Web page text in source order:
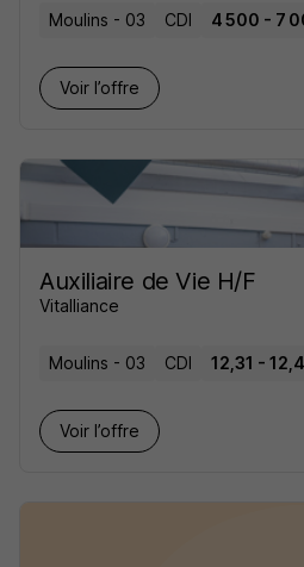
Moulins - 03 CDI 4 500 - 7
Voir l’offre
Auxiliaire de Vie H/F
Vitalliance
Moulins - 03 CDI 12,31 -
Voir l’offre